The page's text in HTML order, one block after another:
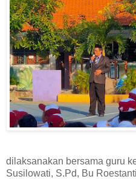
dilaksanakan bersama guru
Susilowati, S.Pd, Bu